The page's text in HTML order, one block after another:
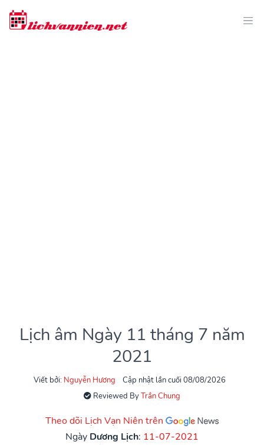
Lịch âm Ngày 11 tháng 7 năm
2021
Viết bởi: Nguyễn Hương
Cập nhật lần cuối 08/08/2026
Reviewed ByTrần Chung
Theo dõi Lịch Vạn Niên trên
Ngày Dương Lịch: 11-07-2021